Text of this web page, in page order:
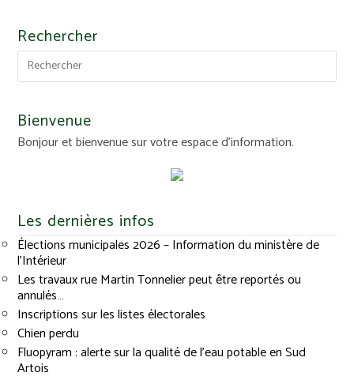
Rechercher
Bienvenue
Bonjour et bienvenue sur votre espace d'information.
Les dernières infos
Élections municipales 2026 – Information du ministère de
l’Intérieur
Les travaux rue Martin Tonnelier peut être reportés ou
annulés…
Inscriptions sur les listes électorales
Chien perdu
Fluopyram : alerte sur la qualité de l’eau potable en Sud
Artois